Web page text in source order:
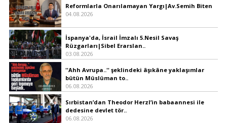
Reformlarla Onarılamayan Yargı|Av.Semih Biten
04.08.2026
İspanya'da, İsrail İmzalı 5.Nesil Savaş
Rüzgarları|Sibel Erarslan..
03.08.2026
''Ahh Avrupa..'' şeklindeki âşıkâne yaklaşımlar
bütün Müslüman to..
06.08.2026
Sırbistan’dan Theodor Herzl’in babaannesi ile
dedesine devlet tör..
06.08.2026